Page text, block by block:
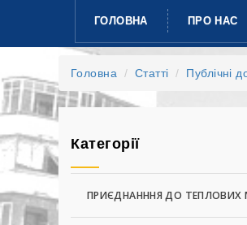
ГОЛОВНА ПРО НАС
Головна Статті Публічні
Категорії
ПРИЄДНАНННЯ ДО ТЕПЛОВИХ